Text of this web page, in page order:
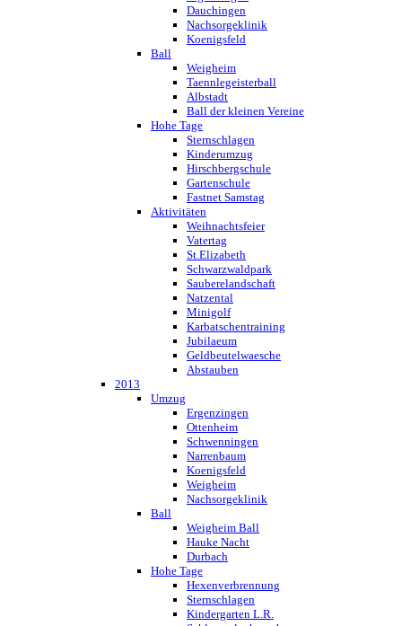
Dauchingen
Nachsorgeklinik
Koenigsfeld
Ball
Weigheim
Taennlegeisterball
Albstadt
Ball der kleinen Vereine
Hohe Tage
Sternschlagen
Kinderumzug
Hirschbergschule
Gartenschule
Fastnet Samstag
Aktivitäten
Weihnachtsfeier
Vatertag
St.Elizabeth
Schwarzwaldpark
Sauberelandschaft
Natzental
Minigolf
Karbatschentraining
Jubilaeum
Geldbeutelwaesche
Abstauben
2013
Umzug
Ergenzingen
Ottenheim
Schwenningen
Narrenbaum
Koenigsfeld
Weigheim
Nachsorgeklinik
Ball
Weigheim Ball
Hauke Nacht
Durbach
Hohe Tage
Hexenverbrennung
Sternschlagen
Kindergarten L.R.